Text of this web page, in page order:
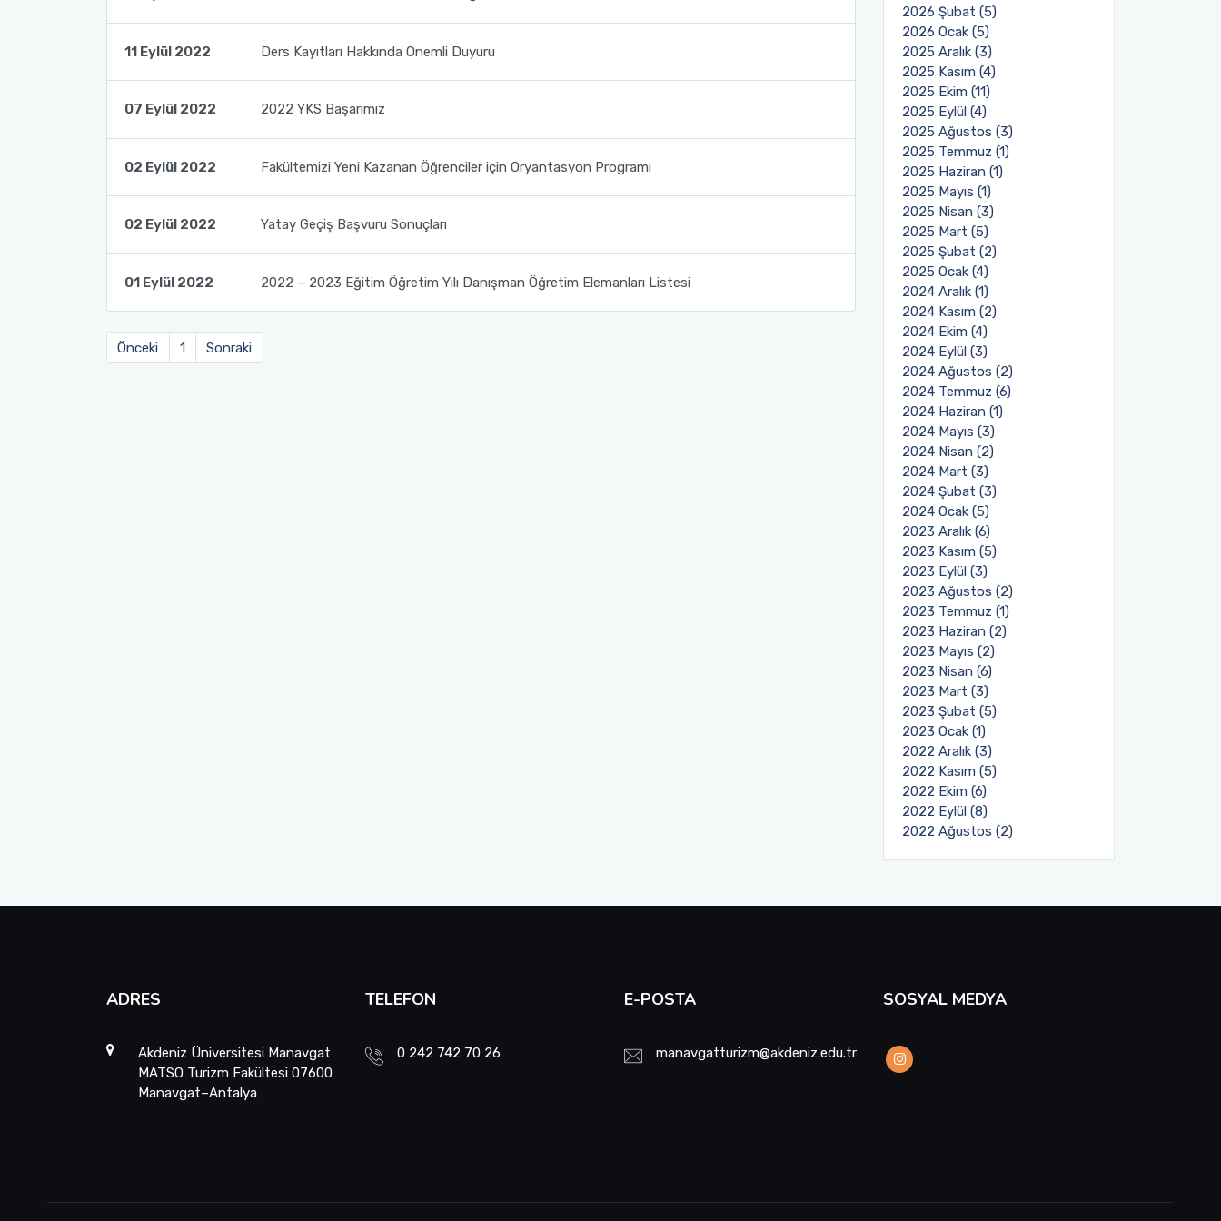
11 Eylül 2022 Ders Kayıtları Hakkında Önemli Duyuru
07 Eylül 2022 2022 YKS Başarımız
02 Eylül 2022 Fakültemizi Yeni Kazanan Öğrenciler için Oryantasyon Programı
02 Eylül 2022 Yatay Geçiş Başvuru Sonuçları
01 Eylül 2022 2022 – 2023 Eğitim Öğretim Yılı Danışman Öğretim Elemanları Listesi
Önceki 1 Sonraki
2026 Şubat (5)
2026 Ocak (5)
2025 Aralık (3)
2025 Kasım (4)
2025 Ekim (11)
2025 Eylül (4)
2025 Ağustos (3)
2025 Temmuz (1)
2025 Haziran (1)
2025 Mayıs (1)
2025 Nisan (3)
2025 Mart (5)
2025 Şubat (2)
2025 Ocak (4)
2024 Aralık (1)
2024 Kasım (2)
2024 Ekim (4)
2024 Eylül (3)
2024 Ağustos (2)
2024 Temmuz (6)
2024 Haziran (1)
2024 Mayıs (3)
2024 Nisan (2)
2024 Mart (3)
2024 Şubat (3)
2024 Ocak (5)
2023 Aralık (6)
2023 Kasım (5)
2023 Eylül (3)
2023 Ağustos (2)
2023 Temmuz (1)
2023 Haziran (2)
2023 Mayıs (2)
2023 Nisan (6)
2023 Mart (3)
2023 Şubat (5)
2023 Ocak (1)
2022 Aralık (3)
2022 Kasım (5)
2022 Ekim (6)
2022 Eylül (8)
2022 Ağustos (2)
ADRES
Akdeniz Üniversitesi Manavgat
MATSO Turizm Fakültesi 07600
Manavgat–Antalya
TELEFON
0 242 742 70 26
E-POSTA
manavgatturizm@akdeniz.edu.tr
SOSYAL MEDYA
Danışma Kurulu
YÖKAK Akreditasyon ve Kalite Koordinasyon Birimi
Birim İç Değerlendirme Raporu
Organizasyon Şeması
Eğitim Öğretim Komisyonu